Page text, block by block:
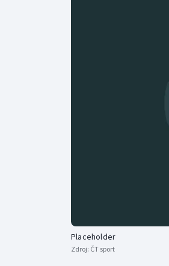
Placeholder
Zdroj: ČT sport